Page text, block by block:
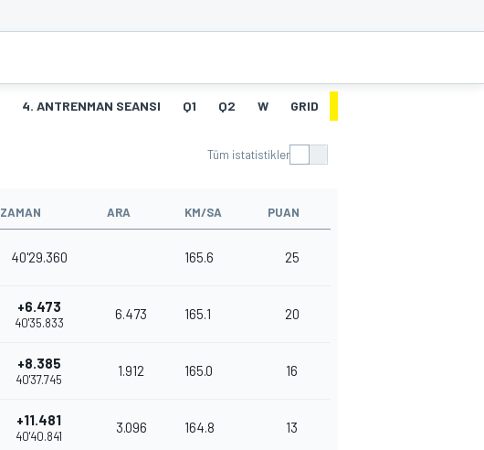
4. ANTRENMAN SEANSI Q1 Q2 W GRID
Tüm istatistikler
ZAMAN ARA KM/SA PUAN
40'29.360 165.6 25
+6.473
40'35.833
6.473 165.1 20
+8.385
40'37.745
1.912 165.0 16
+11.481
40'40.841
3.096 164.8 13